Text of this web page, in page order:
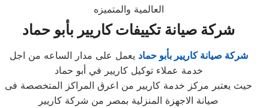
العالمية والمتميزه
شركة صيانة تكييفات كاريير بأبو حماد
شركة صيانة كاريير بأبو حماد يعمل على مدار الساعه من اجل
خدمة عملاء توكيل كاريير في أبو حماد
حيث يعتبر مركز خدمة كاريير من اعرق المراكز المتخصصة فى
صيانة الاجهزة المنزلية بمصر من شركة كاريير